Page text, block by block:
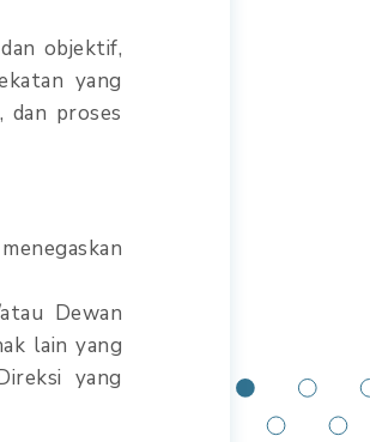
objektif,
yang
dan proses
Dewan
lain yang
yang